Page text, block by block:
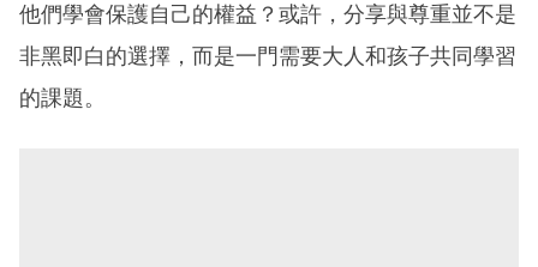
他們學會保護自己的權益？或許，分享與尊重並不是
非黑即白的選擇，而是一門需要大人和孩子共同學習
的課題。